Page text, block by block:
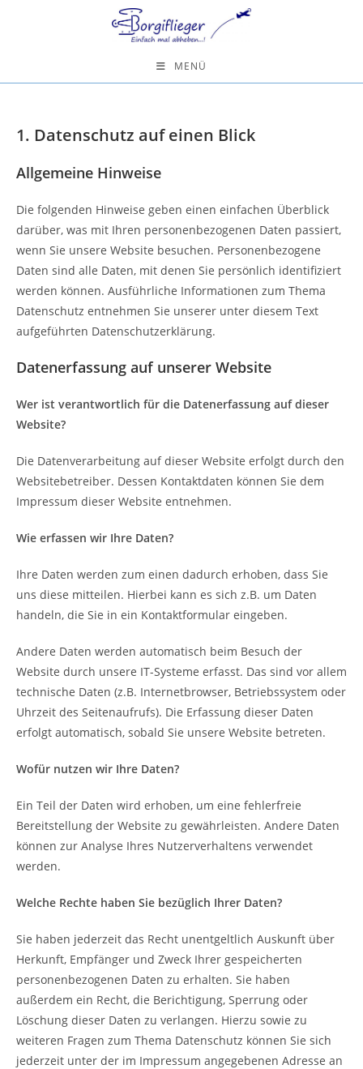
MENÜ
1. Datenschutz auf einen Blick
Allgemeine Hinweise
Die folgenden Hinweise geben einen einfachen Überblick
darüber, was mit Ihren personenbezogenen Daten passiert,
wenn Sie unsere Website besuchen. Personenbezogene
Daten sind alle Daten, mit denen Sie persönlich identifiziert
werden können. Ausführliche Informationen zum Thema
Datenschutz entnehmen Sie unserer unter diesem Text
aufgeführten Datenschutzerklärung.
Datenerfassung auf unserer Website
Wer ist verantwortlich für die Datenerfassung auf dieser
Website?
Die Datenverarbeitung auf dieser Website erfolgt durch den
Websitebetreiber. Dessen Kontaktdaten können Sie dem
Impressum dieser Website entnehmen.
Wie erfassen wir Ihre Daten?
Ihre Daten werden zum einen dadurch erhoben, dass Sie
uns diese mitteilen. Hierbei kann es sich z.B. um Daten
handeln, die Sie in ein Kontaktformular eingeben.
Andere Daten werden automatisch beim Besuch der
Website durch unsere IT-Systeme erfasst. Das sind vor allem
technische Daten (z.B. Internetbrowser, Betriebssystem oder
Uhrzeit des Seitenaufrufs). Die Erfassung dieser Daten
erfolgt automatisch, sobald Sie unsere Website betreten.
Wofür nutzen wir Ihre Daten?
Ein Teil der Daten wird erhoben, um eine fehlerfreie
Bereitstellung der Website zu gewährleisten. Andere Daten
können zur Analyse Ihres Nutzerverhaltens verwendet
werden.
Welche Rechte haben Sie bezüglich Ihrer Daten?
Sie haben jederzeit das Recht unentgeltlich Auskunft über
Herkunft, Empfänger und Zweck Ihrer gespeicherten
personenbezogenen Daten zu erhalten. Sie haben
außerdem ein Recht, die Berichtigung, Sperrung oder
Löschung dieser Daten zu verlangen. Hierzu sowie zu
weiteren Fragen zum Thema Datenschutz können Sie sich
jederzeit unter der im Impressum angegebenen Adresse an